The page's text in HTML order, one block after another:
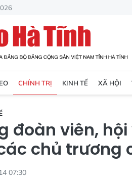
CHÍNH TRỊ KINH TẾ XÃ HỘI
đoàn viên,
chủ trương
07:30